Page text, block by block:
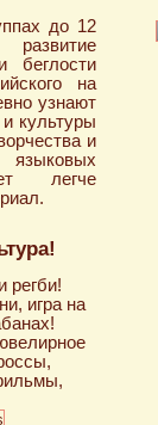
до 12
беглости
на
узнают
и культуры
и
легче
регби!
игра на